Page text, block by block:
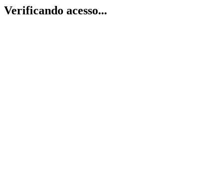
Verificando acesso...